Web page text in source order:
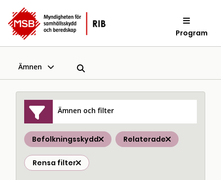
Program
Ämnen
Ämnen och filter
Befolkningsskydd Relaterade
Rensa filter